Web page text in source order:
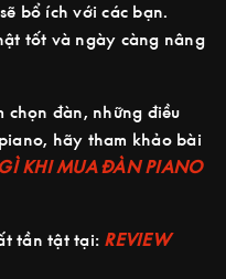
bổ ích với các bạn.
tốt và ngày càng nâng
chọn đàn, những điều
hãy tham khảo bài
KHI MUA ĐÀN PIANO
tần tật tại: REVIEW